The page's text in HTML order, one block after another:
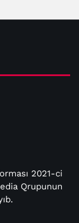
2021-ci
Qrupunun